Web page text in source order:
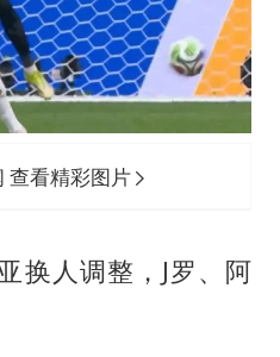
查看精彩图片
换人调整，J罗、阿